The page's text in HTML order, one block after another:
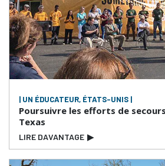
| UN ÉDUCATEUR, ÉTATS-UNIS |
Poursuivre les efforts de
Texas
LIRE DAVANTAGE ▶